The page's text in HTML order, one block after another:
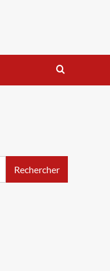
Rechercher